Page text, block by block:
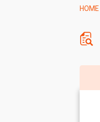
HOME